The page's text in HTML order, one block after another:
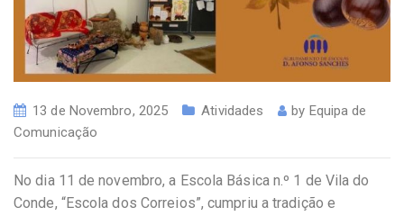
13 de Novembro, 2025 Atividades by Equipa de
Comunicação
No dia 11 de novembro, a Escola Básica n.º 1 de Vila do
Conde, “Escola dos Correios”, cumpriu a tradição e